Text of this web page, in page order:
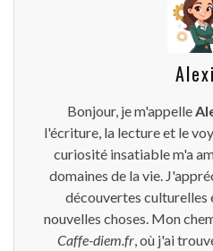
Bonjour, je m'appelle
l'écriture, la lecture et le
curiosité insatiable m'a
domaines de la vie.
découvertes culturelles
nouvelles choses. Mon
Caffe-diem.fr, où j'ai